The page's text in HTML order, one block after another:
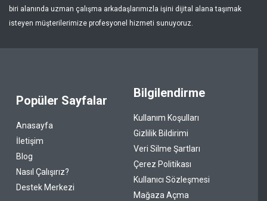
biri alanında uzman çalışma arkadaşlarımızla işini dijital alana taşımak
isteyen müşterilerimize profesyonel hizmeti sunuyoruz.
Popüler Sayfalar
Anasayfa
İletişim
Blog
Nasıl Çalışırız?
Destek Merkezi
Bilgilendirme
Kullanım Koşulları
Gizlilik Bildirimi
Veri Silme Şartları
Çerez Politikası
Kullanıcı Sözleşmesi
Mağaza Açma